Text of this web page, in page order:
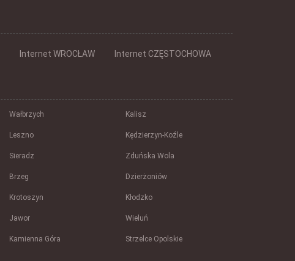
Internet WROCŁAW Internet CZĘSTOCHOWA
Wałbrzych Kalisz
Leszno Kędzierzyn-Koźle
Sieradz Zduńska Wola
Brzeg Dzierżoniów
Krotoszyn Kłodzko
Jawor Wieluń
Kamienna Góra Strzelce Opolskie